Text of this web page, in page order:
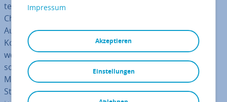
ten­ver­hal­ten und stellen Un­ter­neh­men vor neue
Chancen und Her­aus­for­de­run­gen. Für plötz­li­ches
Aufsehen sorgte auch TikTok. Mit einem recht simplen
Konzept hat die App bereits Millionen von Menschen
weltweit in ihren Bann gezogen. Mitt­ler­wei­le bietet das
soziale Netzwerk mit den
Kurz­vi­de­os
auch spannende
Mög­lich­kei­ten für Un­ter­neh­men. Mit der richtigen
Strategie können sich diese perfekt po­si­tio­nie­ren und
Impressum
Akzeptieren
Einstellungen